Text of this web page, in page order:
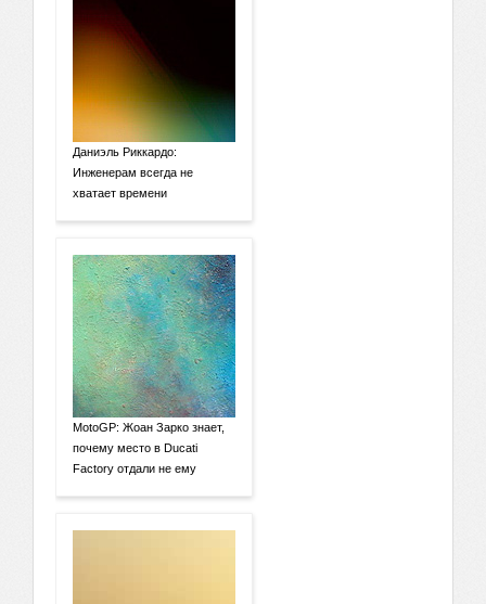
Даниэль Риккардо:
Инженерам всегда не
хватает времени
MotoGP: Жоан Зарко знает,
почему место в Ducati
Factory отдали не ему